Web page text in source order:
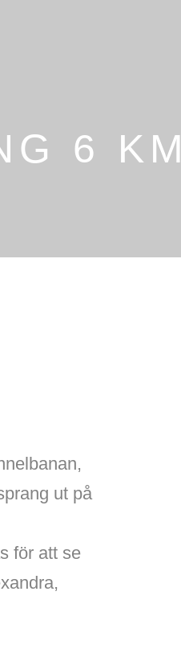
6 KM
ut på
för att se